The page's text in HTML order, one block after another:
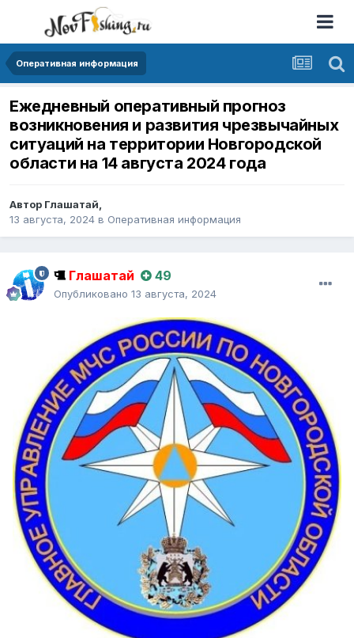
Оперативная информация
Ежедневный оперативный прогноз
возникновения и развития чрезвычайных
ситуаций на территории Новгородской
области на 14 августа 2024 года
Автор Глашатай,
13 августа, 2024 в Оперативная информация
Глашатай 49
Опубликовано 13 августа, 2024